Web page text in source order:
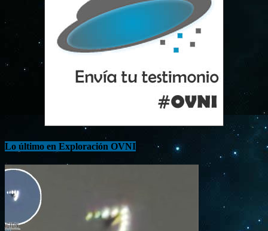
Lo último en Exploración OVNI